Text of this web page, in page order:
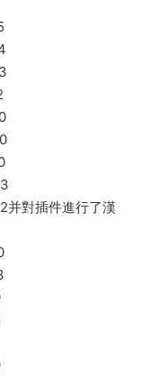
對插件進行了漢